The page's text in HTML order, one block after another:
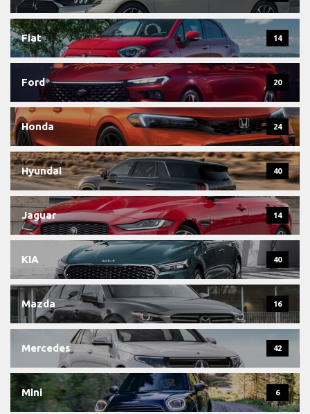
Fiat 14
Ford 20
Honda 24
Hyundai 40
Jaguar 14
KIA 40
Mazda 16
Mercedes 42
Mini 6